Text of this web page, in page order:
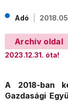
Adó
Archív oldal
2023.12.31. óta!
A 2018-ban
Gazdasági